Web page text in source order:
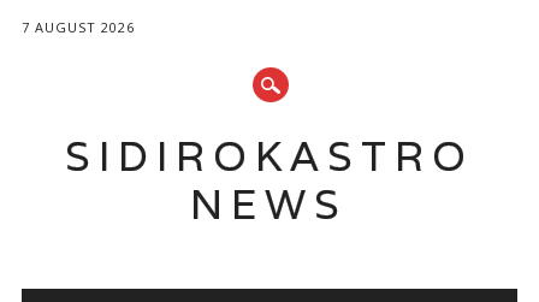
7 AUGUST 2026
SIDIROKASTRO
NEWS